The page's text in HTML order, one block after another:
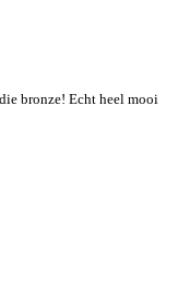
bronze! Echt heel mooi